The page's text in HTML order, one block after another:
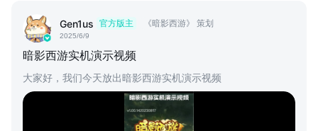
Gen1us 官方版主 《暗影西游》 策划
2025/6/9
暗影西游实机演示视频
大家好，我们今天放出暗影西游实机演示视频